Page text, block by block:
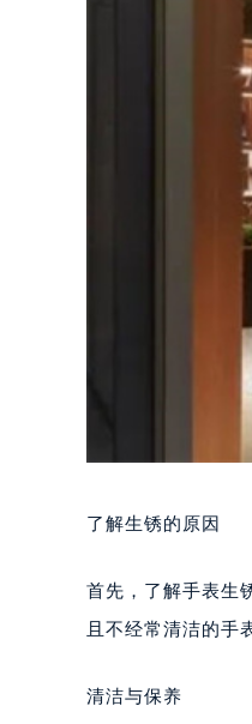
了解生锈的原因
首先，了解手表生
且不经常清洁的手
清洁与保养